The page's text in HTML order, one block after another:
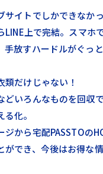
サイトでしかできなか
LINE上で完結。スマホ
放すハードルがぐっと
だけじゃない！
どいろんなものを回収
化。
ジから宅配PASSTOの
ができ、今後はお得な